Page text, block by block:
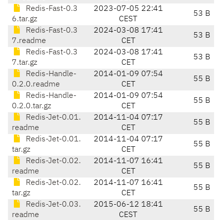
Redis-Fast-0.3
6.tar.gz
2023-07-05 22:41
CEST
53 B
Redis-Fast-0.3
7.readme
2024-03-08 17:41
CET
53 B
Redis-Fast-0.3
7.tar.gz
2024-03-08 17:41
CET
53 B
Redis-Handle-
0.2.0.readme
2014-01-09 07:54
CET
55 B
Redis-Handle-
0.2.0.tar.gz
2014-01-09 07:54
CET
55 B
Redis-Jet-0.01.
readme
2014-11-04 07:17
CET
55 B
Redis-Jet-0.01.
tar.gz
2014-11-04 07:17
CET
55 B
Redis-Jet-0.02.
readme
2014-11-07 16:41
CET
55 B
Redis-Jet-0.02.
tar.gz
2014-11-07 16:41
CET
55 B
Redis-Jet-0.03.
readme
2015-06-12 18:41
CEST
55 B